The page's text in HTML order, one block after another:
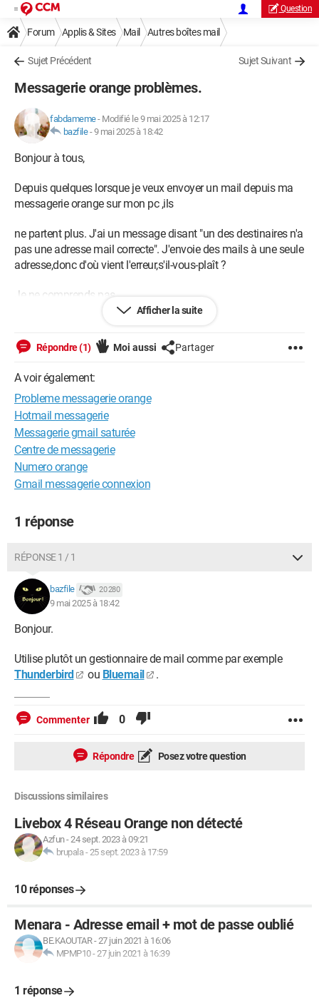
Question
Forum Applis & Sites Mail Autres boîtes mail
Sujet Précédent Sujet Suivant
Messagerie orange problèmes.
fabdameme- Modifié le 9 mai 2025 à 12:17
bazfile-9 mai 2025 à 18:42
Bonjour à tous,
Depuis quelques lorsque je veux envoyer un mail depuis ma
messagerie orange sur mon pc ,ils
ne partent plus. J'ai un message disant "un des destinaires n'a
pas une adresse mail correcte". J'envoie des mails à une seule
adresse,donc d'où vient l'erreur,s'il-vous-plaît ?
Je ne comprends pas.
télévision d'orange, je perds vraiment trop de temps pour les
contacter,surtout que je n'ai pas vraiment les bonnes
réponses.
"Le service clients orange est le mieux noté".D'où tiennent ils
cela ??.
Merci d'avance, si vous pouvez m'aider.
Cordialement.
Afficher la suite
Répondre (1) Moi aussi Partager
A voir également:
Probleme messagerie orange
Hotmail messagerie
Messagerie gmail saturée
Centre de messagerie
Numero orange
Gmail messagerie connexion
1 réponse
RÉPONSE 1 / 1
bazfile 20 280
9 mai 2025 à 18:42
Bonjour.
Utilise plutôt un gestionnaire de mail comme par exemple
Thunderbird
ou Bluemail .
Commenter 0
Répondre Posez votre question
Discussions similaires
Livebox 4 Réseau Orange non détecté
Azfun-24 sept. 2023 à 09:21
brupala -25 sept. 2023 à 17:59
10 réponses
Menara - Adresse email + mot de passe oublié
BE.KAOUTAR-27 juin 2021 à 16:06
MPMP10-27 juin 2021 à 16:39
1 réponse